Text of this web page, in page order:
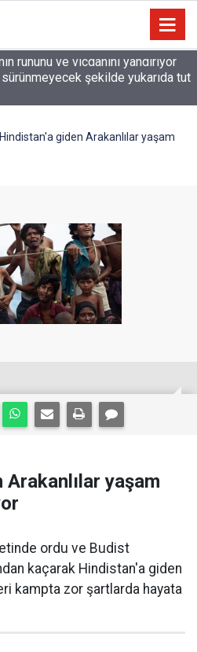
sürünmeyecek şekilde yukarıda tut
Hindistan'a giden Arakanlılar yaşam
yaşam
ordu ve Budist
kaçarak Hindistan'a giden
kampta zor şartlarda hayata